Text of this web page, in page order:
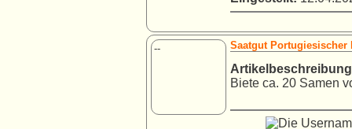
-- Saatgut Portugiesischer
Biete ca. 20 Samen